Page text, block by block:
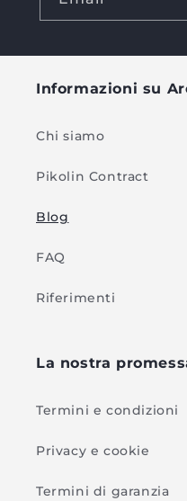
Informazioni su
Chi siamo
Pikolin Contract
Blog
FAQ
Riferimenti
La nostra
Termini e condizioni
Privacy e cookie
Termini di garanzia